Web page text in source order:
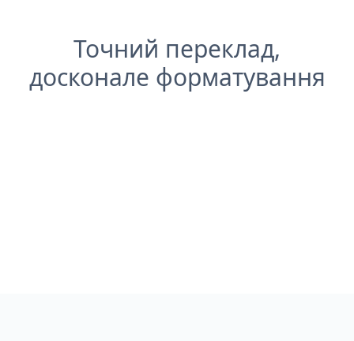
Точний переклад,
досконале форматування